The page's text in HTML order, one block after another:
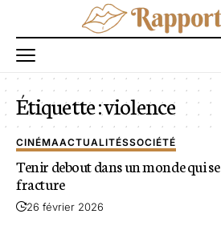
Étiquette :violence
CINÉMAACTUALITÉSSOCIÉTÉ
Tenir debout dans un monde qui se
fracture
26 février 2026